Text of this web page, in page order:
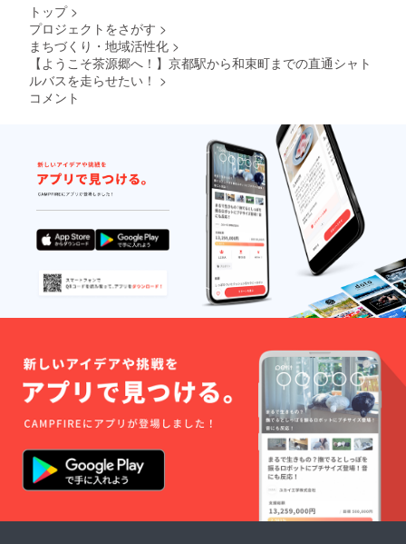
はモノ
クロを
刷はイ
メージ
と色合
いが異
なる場
合がご
ざいま
す。 ※
裏面は
商品規
格が印
刷され
ます。
表面の
オー
ダーに
なりま
す。 ----
-----------
----- 名
称：お
茶 原材
料：荒
期限：
１年 原
産国：
トップ >
プロジェクトをさがす >
まちづくり・地域活性化 >
【ようこそ茶源郷へ！】京都駅から和束町までの直通シャト
ルバスを走らせたい！ >
コメント